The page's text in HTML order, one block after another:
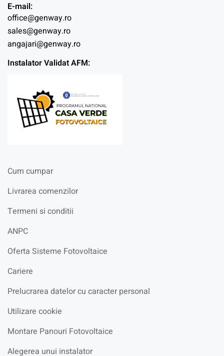
E-mail:
office@genway.ro
sales@genway.ro
angajari@genway.ro
Instalator Validat AFM:
Cum cumpar
Livrarea comenzilor
Termeni si conditii
ANPC
Oferta Sisteme Fotovoltaice
Cariere
Prelucrarea datelor cu caracter personal
Utilizare cookie
Montare Panouri Fotovoltaice
Alegerea unui instalator